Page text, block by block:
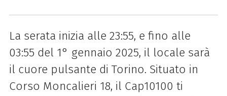
La serata inizia alle 23:55, e fino alle
03:55 del 1° gennaio 2025, il locale sarà
il cuore pulsante di Torino. Situato in
Corso Moncalieri 18, il Cap10100 ti